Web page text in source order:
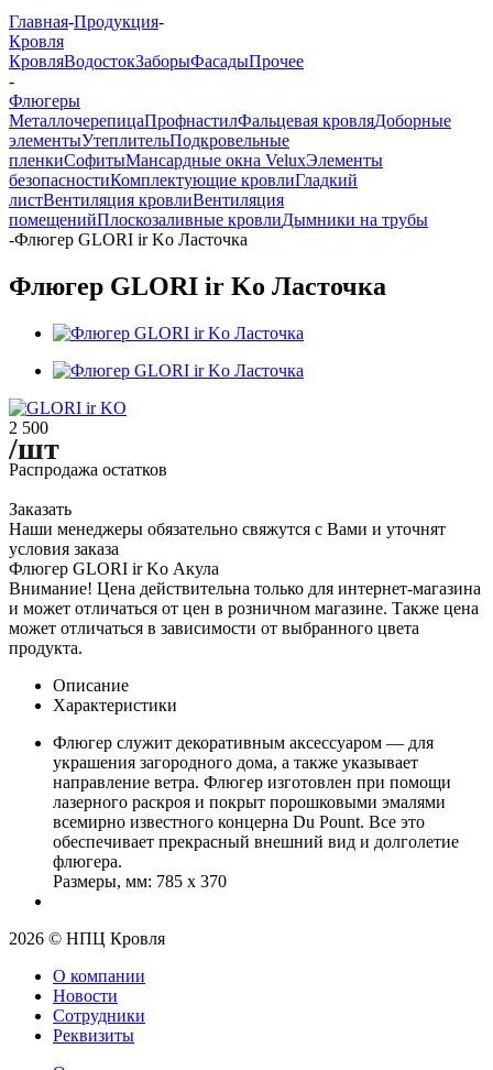
Главная-Продукция-
Кровля
КровляВодостокЗаборыФасадыПрочее
-
Флюгеры
МеталлочерепицаПрофнастилФальцевая кровляДоборные
элементыУтеплительПодкровельные
пленкиСофитыМансардные окна VeluxЭлементы
безопасностиКомплектующие кровлиГладкий
листВентиляция кровлиВентиляция
помещенийПлоскозаливные кровлиДымники на трубы
-Флюгер GLORI ir Ko Ласточка
Флюгер GLORI ir Ko Ласточка
2 500
/шт
Распродажа остатков
Заказать
Наши менеджеры обязательно свяжутся с Вами и уточнят
условия заказа
Флюгер GLORI ir Ko Акула
Внимание! Цена действительна только для интернет-магазина
и может отличаться от цен в розничном магазине. Также цена
может отличаться в зависимости от выбранного цвета
продукта.
Описание
Характеристики
Флюгер служит декоративным аксессуаром — для
украшения загородного дома, а также указывает
направление ветра. Флюгер изготовлен при помощи
лазерного раскроя и покрыт порошковыми эмалями
всемирно известного концерна Du Рount. Все это
обеспечивает прекрасный внешний вид и долголетие
флюгера.
Размеры, мм: 785 х 370
2026 © НПЦ Кровля
О компании
Новости
Сотрудники
Реквизиты